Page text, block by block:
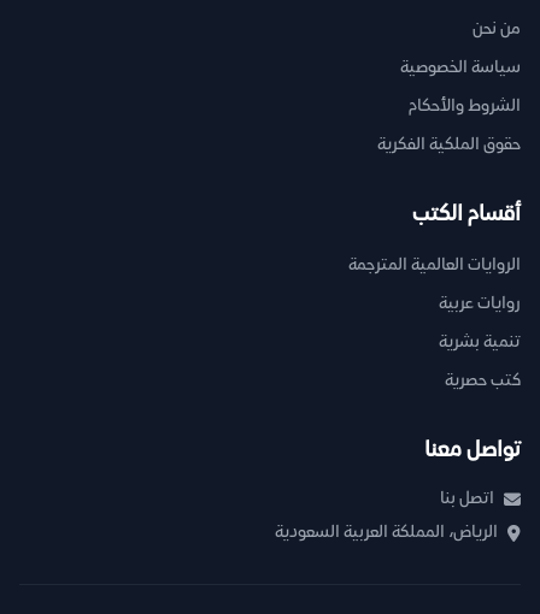
من نحن
سياسة الخصوصية
الشروط والأحكام
حقوق الملكية الفكرية
أقسام الكتب
الروايات العالمية المترجمة
روايات عربية
تنمية بشرية
كتب حصرية
تواصل معنا
اتصل بنا
الرياض، المملكة العربية السعودية